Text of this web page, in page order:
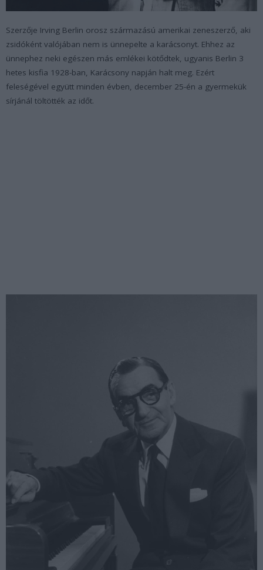
Szerzője Irving Berlin orosz származású amerikai zeneszerző, aki
zsidóként valójában nem is ünnepelte a karácsonyt. Ehhez az
ünnephez neki egészen más emlékei kötődtek, ugyanis Berlin 3
hetes kisfia 1928-ban, Karácsony napján halt meg. Ezért
feleségével együtt minden évben, december 25-én a gyermekük
sírjánál töltötték az időt.